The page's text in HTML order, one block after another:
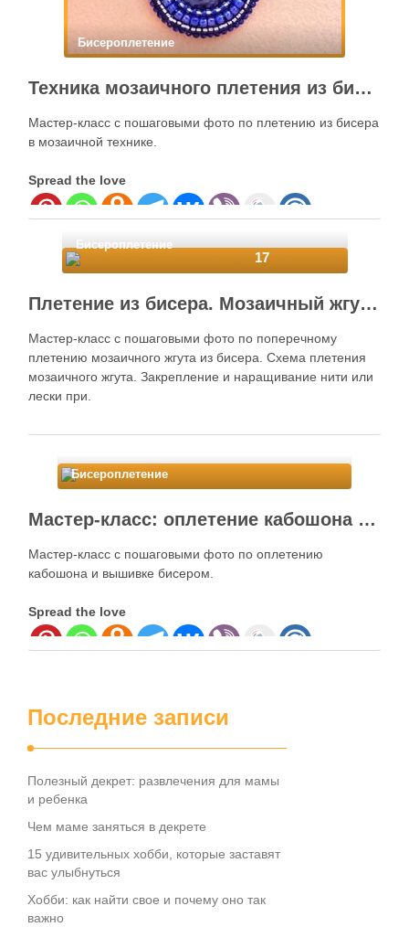
Бисероплетение
Техника мозаичного плетения из бисера. Петля для бисерного кулона
Мастер-класс с пошаговыми фото по плетению из бисера
в мозаичной технике.
Spread the love
Бисероплетение
17
Плетение из бисера. Мозаичный жгут-колье
Мастер-класс с пошаговыми фото по поперечному
плетению мозаичного жгута из бисера. Схема плетения
мозаичного жгута. Закрепление и наращивание нити или
лески при.
Spread the love
Бисероплетение
Мастер-класс: оплетение кабошона бисером
Мастер-класс с пошаговыми фото по оплетению
кабошона и вышивке бисером.
Spread the love
Последние записи
Полезный декрет: развлечения для мамы
и ребенка
Чем маме заняться в декрете
15 удивительных хобби, которые заставят
вас улыбнуться
Хобби: как найти свое и почему оно так
важно